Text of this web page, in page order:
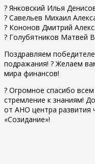
? Янковский Илья
? Савельев Михаил
? Кононов Дмитрий
? Голубятников Матвей
Поздравляем
подражания! ? Желаем
мира финансов!
? Огромное спасибо
стремление к знаниям!
от АНО центра развития
«Созидание»!